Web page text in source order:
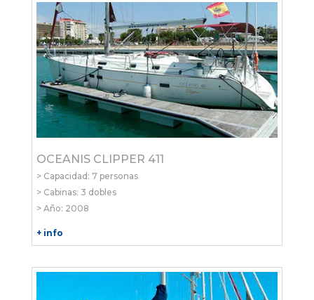
OCEANIS CLIPPER 411
> Capacidad: 7 personas
> Cabinas: 3 dobles
> Año: 2008
+ info